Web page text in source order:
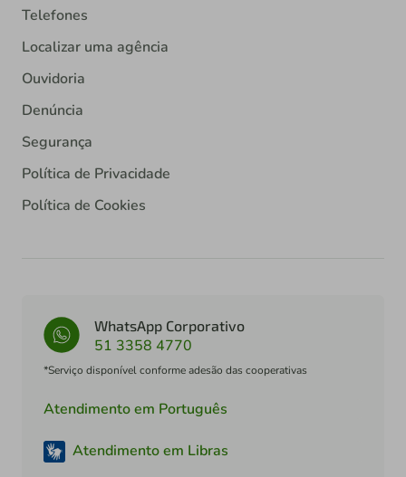
Telefones
Localizar uma agência
Ouvidoria
Denúncia
Segurança
Política de Privacidade
Política de Cookies
WhatsApp Corporativo
51 3358 4770
*Serviço disponível conforme adesão das cooperativas
Atendimento em Português
Atendimento em Libras